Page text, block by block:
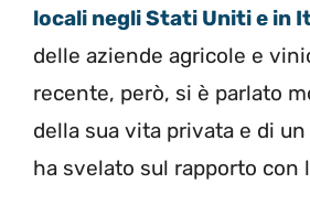
locali negli Stati Uniti e in
delle aziende agricole e
recente, però, si è parlato
della sua vita privata e di
ha svelato sul rapporto con